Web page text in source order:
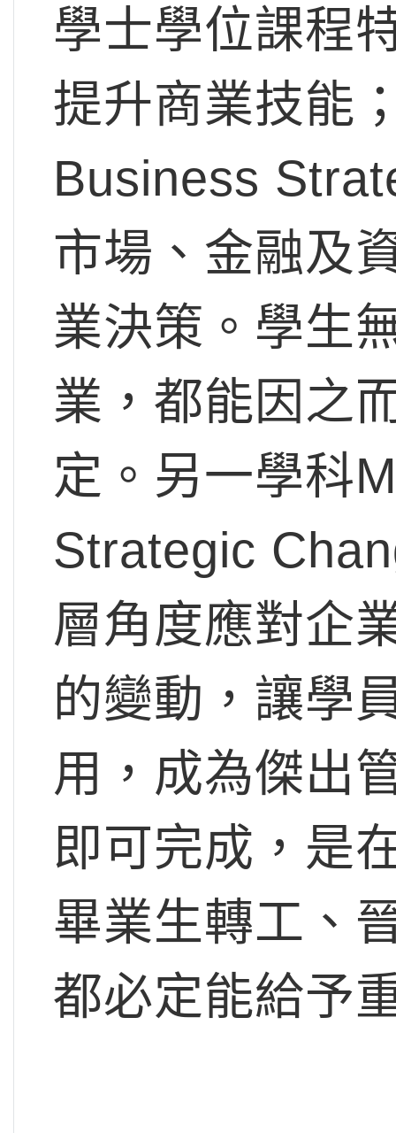
學士學位課程
提升商業技能
Business
市場、金融及
業決策。學生
業，都能因之
定。另一學科
Strategic
層角度應對企
的變動，讓學
用，成為傑出
即可完成，是
畢業生轉工、
都必定能給予